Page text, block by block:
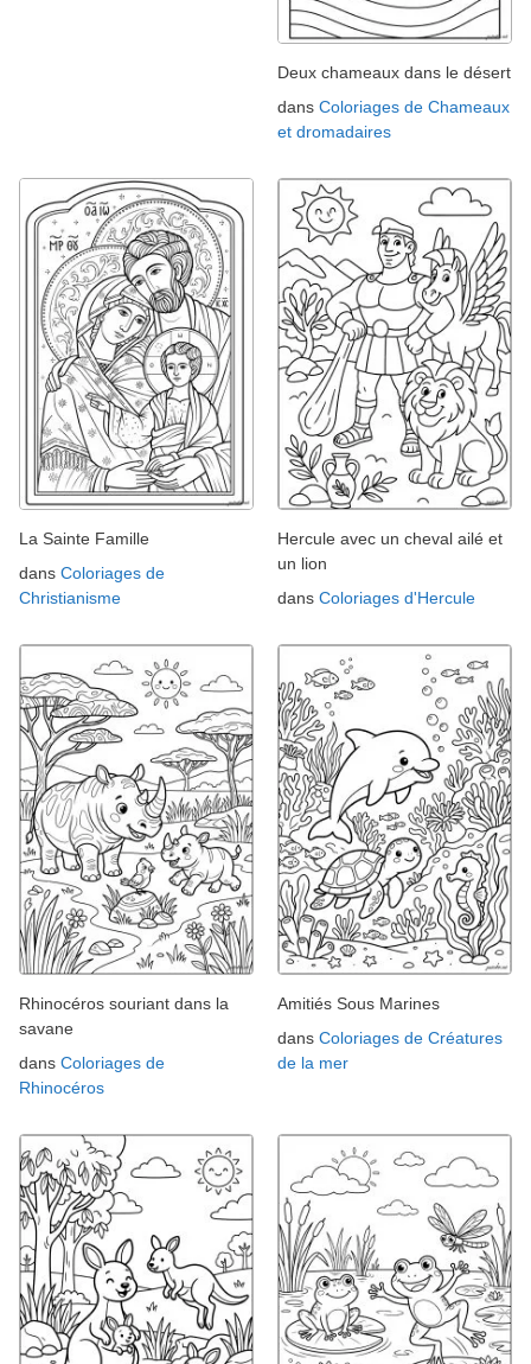
Deux chameaux dans le désert
dans Coloriages de Chameaux
et dromadaires
La Sainte Famille
dans Coloriages de
Christianisme
Hercule avec un cheval ailé et
un lion
dans Coloriages d'Hercule
Rhinocéros souriant dans la
savane
dans Coloriages de
Rhinocéros
Amitiés Sous Marines
dans Coloriages de Créatures
de la mer